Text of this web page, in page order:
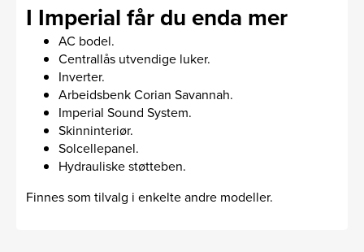
I Imperial får du enda mer
AC bodel.
Centrallås utvendige luker.
Inverter.
Arbeidsbenk Corian Savannah.
Imperial Sound System.
Skinninteriør.
Solcellepanel.
Hydrauliske støtteben.
Finnes som tilvalg i enkelte andre modeller.